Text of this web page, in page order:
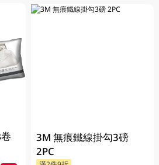
3M 無痕鐵線掛勾3磅
2PC